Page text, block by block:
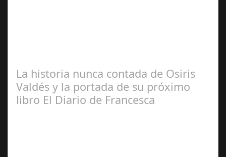
La historia nunca contada de Osiris
Valdés y la portada de su próximo
libro El Diario de Francesca